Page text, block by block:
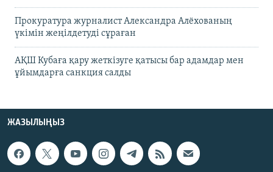
Прокуратура журналист Александра Алёхованың
үкімін жеңілдетуді сұраған
АҚШ Кубаға қару жеткізуге қатысы бар адамдар мен
ұйымдарға санкция салды
ЖАЗЫЛЫҢЫЗ